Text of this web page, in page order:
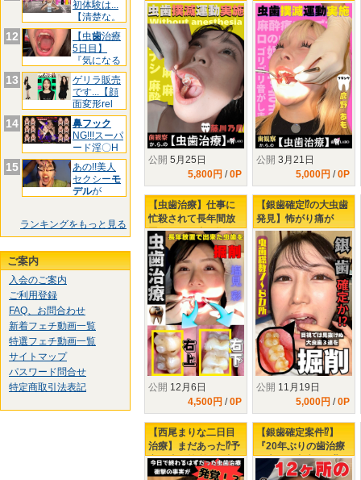
初体験は...
【清楚な。
12 【虫歯治療
5日目】
『気になる
前歯3箇
13
ゲリラ販売
です...【顔
面変形rel
14
鼻フック
NG!!!スーパ
ード淫〇H
お
15
あの!!美人
セクシーモ
デルが
ランキングをもっと見る
ご案内
入会のご案内
ご利用登録
FAQ、お問合わせ
新着フェチ動画一覧
特選フェチ動画一覧
サイトマップ
パスワード問合せ
特定商取引法表記
歯治療】藤川乃風ち
ゃん...引退前の覚悟?!
公開 5月25日
5,800円 /0P
ふわましゅまろボデ
ィGAL鹿野あもちゃ
んの初虫歯治療
公開 3月21日
5,000円 /0P
【虫歯治療】仕事に
忙殺されて長年間放
置された口内…塩見
彩ちゃんの右上下に
タービン侵入‼
公開 12月6日
4,500円 /0P
【銀歯確定⁉の大虫歯
発見】怖がり痛が
り、りおちゃんの右
下３連掘削治療
公開 11月19日
5,000円 /0P
【西尾まりな二日目
治療】まだあった⁉予
定と違う箇所の掘削
虫歯を撃退せよ！
【銀歯確定案件⁉】
『20年ぶりの歯治療
で大量の虫歯発見⁉』
左下3連掘削治療で